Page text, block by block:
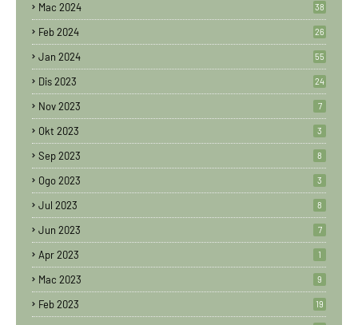
Mac 2024 38
Feb 2024 26
Jan 2024 55
Dis 2023 24
Nov 2023 7
Okt 2023 3
Sep 2023 8
Ogo 2023 3
Jul 2023 8
Jun 2023 7
Apr 2023 1
Mac 2023 9
Feb 2023 19